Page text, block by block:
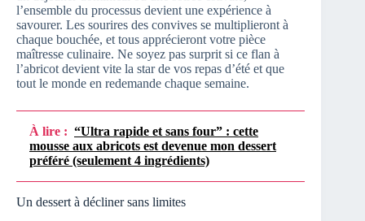
l’ensemble du processus devient une expérience à
savourer. Les sourires des convives se multiplieront à
chaque bouchée, et tous apprécieront votre pièce
maîtresse culinaire. Ne soyez pas surprit si ce flan à
l’abricot devient vite la star de vos repas d’été et que
tout le monde en redemande chaque semaine.
À lire : “Ultra rapide et sans four” : cette
mousse aux abricots est devenue mon dessert
préféré (seulement 4 ingrédients)
Un dessert à décliner sans limites